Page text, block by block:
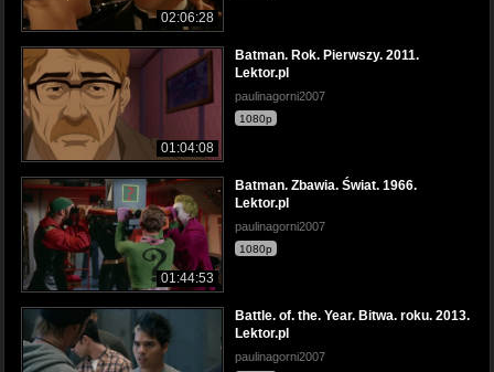
02:06:28
01:04:08
Batman. Rok. Pierwszy. 2011.
Lektor.pl
paulinagorni2007
1080p
01:44:53
Batman. Zbawia. Świat. 1966.
Lektor.pl
paulinagorni2007
1080p
Battle. of. the. Year. Bitwa. roku. 2013.
Lektor.pl
paulinagorni2007